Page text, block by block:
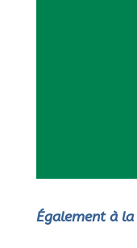
Également à la